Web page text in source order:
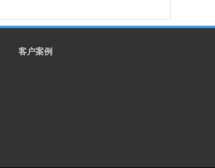
放式畜禽圈舍上扣盖一层塑料
薄膜，充分利用太阳能和畜禽
客户案例